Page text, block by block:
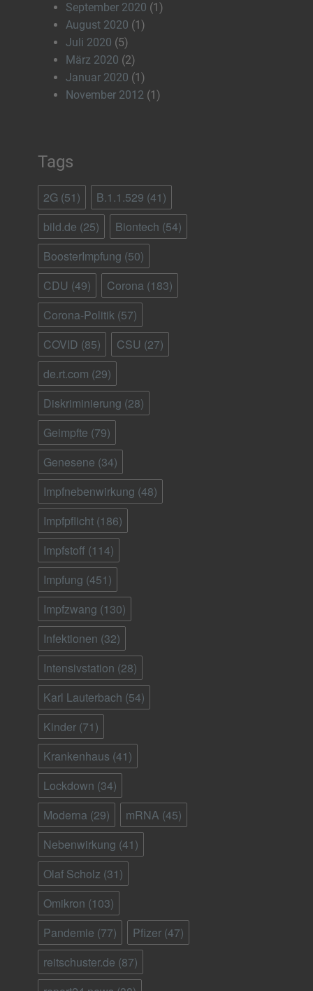
September 2020 (1)
August 2020 (1)
Juli 2020 (5)
März 2020 (2)
Januar 2020 (1)
November 2012 (1)
Tags
2G (51) B.1.1.529 (41)
bild.de (25) Biontech (54)
BoosterImpfung (50)
CDU (49) Corona (183)
Corona-Politik (57)
COVID (85) CSU (27)
de.rt.com (29)
Diskriminierung (28)
Geimpfte (79)
Genesene (34)
Impfnebenwirkung (48)
Impfpflicht (186)
Impfstoff (114)
Impfung (451)
Impfzwang (130)
Infektionen (32)
Intensivstation (28)
Karl Lauterbach (54)
Kinder (71)
Krankenhaus (41)
Lockdown (34)
Moderna (29) mRNA (45)
Nebenwirkung (41)
Olaf Scholz (31)
Omikron (103)
Pandemie (77) Pfizer (47)
reitschuster.de (87)